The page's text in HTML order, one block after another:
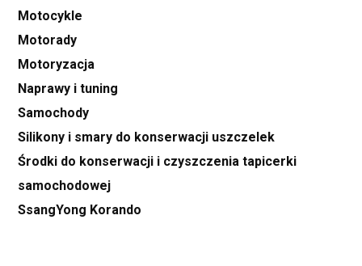
Motocykle
Motorady
Motoryzacja
Naprawy i tuning
Samochody
Silikony i smary do konserwacji uszczelek
Środki do konserwacji i czyszczenia tapicerki
samochodowej
SsangYong Korando